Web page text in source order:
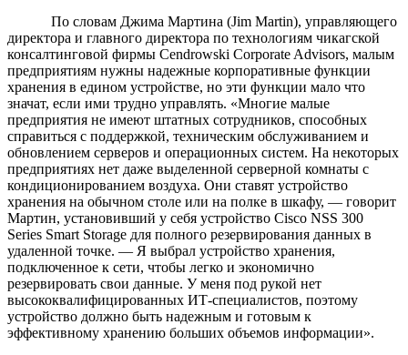
По словам Джима Мартина (Jim Martin), управляющего
директора и главного директора по технологиям чикагской
консалтинговой фирмы Cendrowski Corporate Advisors, малым
предприятиям нужны надежные корпоративные функции
хранения в едином устройстве, но эти функции мало что
значат, если ими трудно управлять. «Многие малые
предприятия не имеют штатных сотрудников, способных
справиться с поддержкой, техническим обслуживанием и
обновлением серверов и операционных систем. На некоторых
предприятиях нет даже выделенной серверной комнаты с
кондиционированием воздуха. Они ставят устройство
хранения на обычном столе или на полке в шкафу, — говорит
Мартин, установивший у себя устройство Cisco NSS 300
Series Smart Storage для полного резервирования данных в
удаленной точке. — Я выбрал устройство хранения,
подключенное к сети, чтобы легко и экономично
резервировать свои данные. У меня под рукой нет
высококвалифицированных ИТ-специалистов, поэтому
устройство должно быть надежным и готовым к
эффективному хранению больших объемов информации».